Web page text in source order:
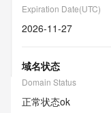
Expiration Date(UTC)
2026-11-27
域名状态
Domain Status
正常状态ok